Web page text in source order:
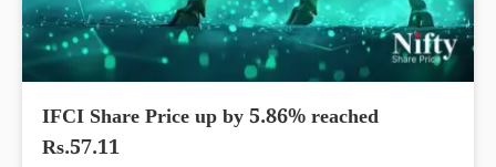
IFCI Share Price up by 5.86% reached
Rs.57.11